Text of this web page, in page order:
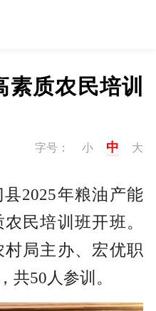
质农民培训
字号： 小 中 大
2025年粮油产能
民培训班开班。
局主办、宏优职
共50人参训。